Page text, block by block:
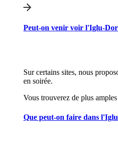
Peut-on venir voir l'Iglu-
Sur certains sites, nous
en soirée.
Vous trouverez de plus
Que peut-on faire dans